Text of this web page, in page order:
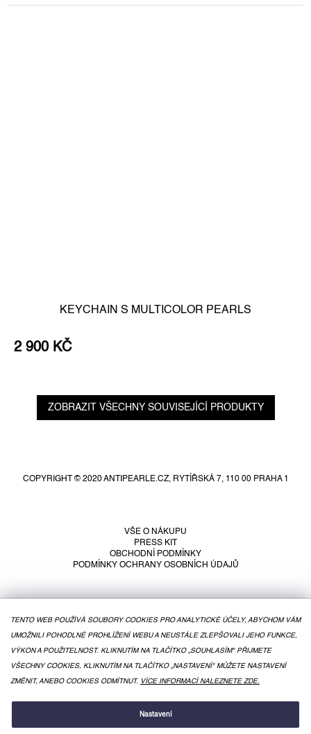
TENTO WEB POUŽÍVÁ SOUBORY COOKIES PRO ANALYTICKÉ ÚČELY, ABYCHOM VÁM
UMOŽNILI POHODLNÉ PROHLÍŽENÍ WEBU A NEUSTÁLE ZLEPŠOVALI JEHO FUNKCE,
VÝKON A POUŽITELNOST. KLIKNUTÍM NA TLAČÍTKO „SOUHLASÍM" PŘIJMETE
VŠECHNY COOKIES, KLIKNUTÍM NA TLAČÍTKO „NASTAVENÍ" MŮŽETE NASTAVENÍ
ZMĚNIT, ANEBO COOKIES ODMÍTNUT. VÍCE INFORMACÍ NALEZNETE ZDE.
Nastavení
KEYCHAIN S MULTICOLOR PEARLS
2 900 KČ
ZOBRAZIT VŠECHNY SOUVISEJÍCÍ PRODUKTY
COPYRIGHT © 2020 ANTIPEARLE.CZ, RYTÍŘSKÁ 7, 110 00 PRAHA 1
VŠE O NÁKUPU
PRESS KIT
OBCHODNÍ PODMÍNKY
PODMÍNKY OCHRANY OSOBNÍCH ÚDAJŮ
VYTVOŘIL SHOPTET